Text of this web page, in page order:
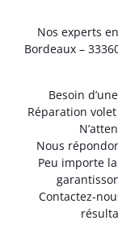
Nos experts
Bordeaux –
Besoin
Réparation
Nous
Peu importe
Contactez-